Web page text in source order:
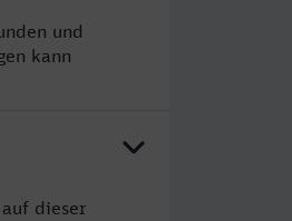
und
kann
dieser